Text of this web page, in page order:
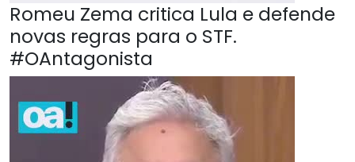
Romeu Zema critica Lula e defende
novas regras para o STF.
#OAntagonista